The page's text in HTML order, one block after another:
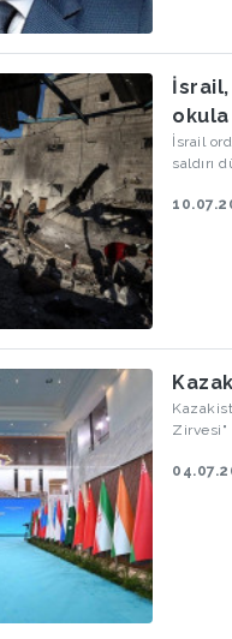
İsrail,
okula
İsrail
saldırı
Zirvesi"